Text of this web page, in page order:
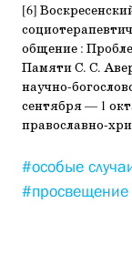
[6]
общение :
Памяти С. С.
научно-
сентября — 1
православно-
#особые
#просвещение